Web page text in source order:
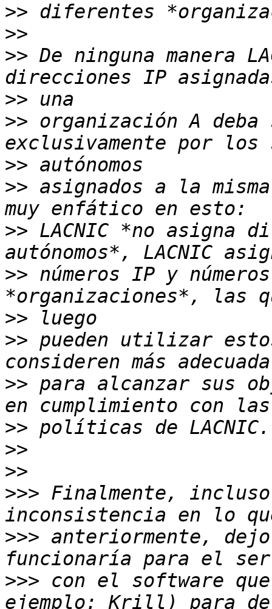
>>
>>
>> De ninguna manera
>>
>> organización A deba
>>
>> asignados a la
>> LACNIC *no asigna
>> números IP y
>>
>> pueden utilizar
>> para alcanzar sus
>>
>>
>>
>>> Finalmente,
>>> anteriormente,
>>> con el software